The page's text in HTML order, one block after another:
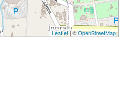
Leaflet| ©OpenStreetMap